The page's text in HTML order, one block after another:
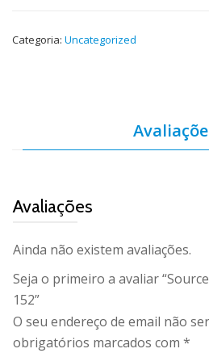
Categoria: Uncategorized
Avaliações
Ainda não existem avaliações.
Seja o primeiro a avaliar
152”
O seu endereço de email não
obrigatórios marcados com *